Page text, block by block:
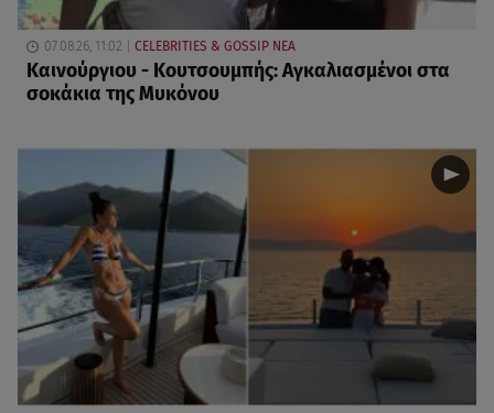
07.08.26, 11:02 CELEBRITIES & GOSSIP ΝΕΑ
Καινούργιου - Κουτσουμπής: Αγκαλιασμένοι στα
σοκάκια της Μυκόνου